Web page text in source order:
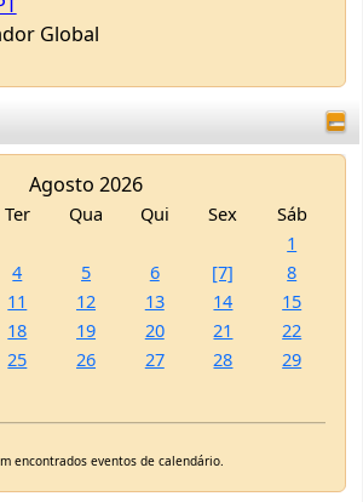
Agosto 2026
1
12 13
18 19 20 21 22
29
encontrados eventos de calendário.